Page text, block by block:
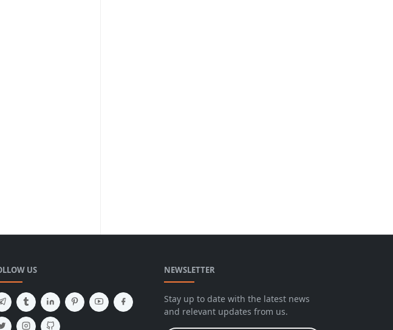
US NEWSLETTER
Stay up to date with the latest news
and relevant updates from us.